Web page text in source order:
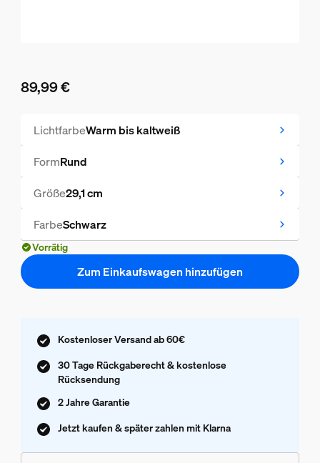
89,99 €
LichtfarbeWarm bis kaltweiß
FormRund
Größe29,1 cm
FarbeSchwarz
Vorrätig
Zum Einkaufswagen hinzufügen
Kostenloser Versand ab 60€
30 Tage Rückgaberecht & kostenlose
Rücksendung
2 Jahre Garantie
Jetzt kaufen & später zahlen mit Klarna